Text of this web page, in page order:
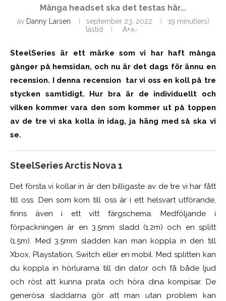
Många headset ska det testas här...
av Danny Larsen september 23, 2022
19 minut(ers)
lästid
A+A-
SteelSeries är ett märke som vi har haft många
gånger på hemsidan, och nu är det dags för ännu en
recension. I denna recension tar vi oss en koll på tre
stycken samtidigt. Hur bra är de individuellt och
vilken kommer vara den som kommer ut på toppen
av de tre vi ska kolla in idag, ja häng med så ska vi
se.
SteelSeries Arctis Nova 1
Det första vi kollar in är den billigaste av de tre vi har fått
till oss. Den som kom till oss är i ett helsvart utförande,
finns även i ett vitt färgschema. Medföljande i
förpackningen är en 3.5mm sladd (1.2m) och en splitt
(1.5m). Med 3.5mm sladden kan man koppla in den till
Xbox, Playstation, Switch eller en mobil. Med splitten kan
du koppla in hörlurarna till din dator och få både ljud
och röst att kunna prata och höra dina kompisar. De
generösa sladdarna gör att man utan problem kan